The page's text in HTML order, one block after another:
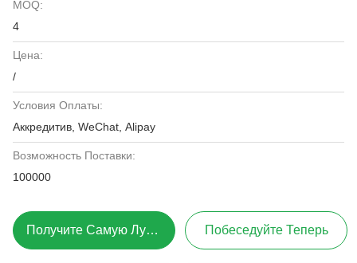
MOQ:
4
Цена:
/
Условия Оплаты:
Аккредитив, WeChat, Alipay
Возможность Поставки:
100000
Получите Самую Лучшую Цену Побеседуйте Теперь